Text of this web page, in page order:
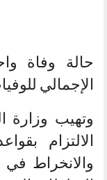
الإجمالي للوفيات
وتهيب وزارة
الالتزام
والانخراط في